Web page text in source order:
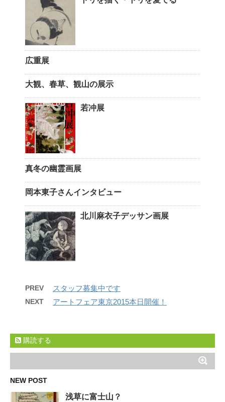
広重展
大観、春草、観山の展示
若冲展
真冬の幽霊画展
岡本東子さんインタビュー
北川麻衣子デッサン画展
PREV スタッフ募集中です
NEXT アートフェア東京2015本日開催！
購読する
NEW POST
浅草に富士山？